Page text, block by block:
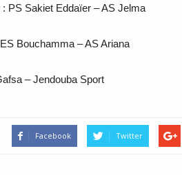
PS Sakiet Eddaïer – AS Jelma
Bouchamma – AS Ariana
– Jendouba Sport
Facebook Twitter